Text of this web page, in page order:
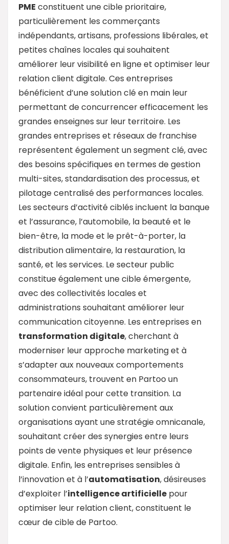
PME constituent une cible prioritaire,
particulièrement les commerçants
indépendants, artisans, professions libérales, et
petites chaînes locales qui souhaitent
améliorer leur visibilité en ligne et optimiser leur
relation client digitale. Ces entreprises
bénéficient d’une solution clé en main leur
permettant de concurrencer efficacement les
grandes enseignes sur leur territoire. Les
grandes entreprises et réseaux de franchise
représentent également un segment clé, avec
des besoins spécifiques en termes de gestion
multi-sites, standardisation des processus, et
pilotage centralisé des performances locales.
Les secteurs d’activité ciblés incluent la banque
et l’assurance, l’automobile, la beauté et le
bien-être, la mode et le prêt-à-porter, la
distribution alimentaire, la restauration, la
santé, et les services. Le secteur public
constitue également une cible émergente,
avec des collectivités locales et
administrations souhaitant améliorer leur
communication citoyenne. Les entreprises en
transformation digitale, cherchant à
moderniser leur approche marketing et à
s’adapter aux nouveaux comportements
consommateurs, trouvent en Partoo un
partenaire idéal pour cette transition. La
solution convient particulièrement aux
organisations ayant une stratégie omnicanale,
souhaitant créer des synergies entre leurs
points de vente physiques et leur présence
digitale. Enfin, les entreprises sensibles à
l’innovation et à l’automatisation, désireuses
d’exploiter l’intelligence artificielle pour
optimiser leur relation client, constituent le
cœur de cible de Partoo.